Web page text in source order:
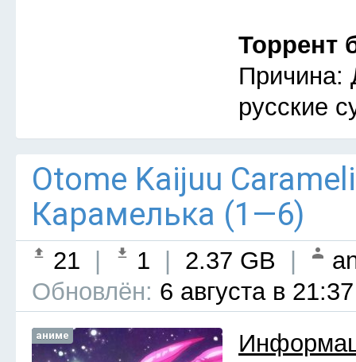
Торрент
Причина:
русские
Otome Kaijuu
Карамелька (1—6)
21 1 2.37 GB
Обновлён: 6 августа в 21:37
аниме